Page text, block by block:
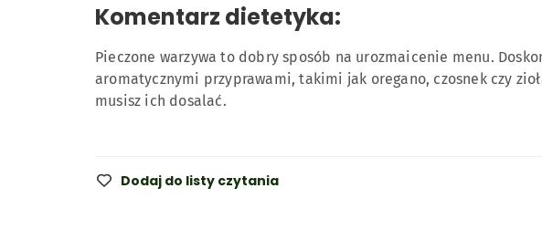
Komentarz dietetyka:
Pieczone warzywa to dobry sposób na urozmaicenie menu.
aromatycznymi przyprawami, takimi jak oregano, czosnek czy
musisz ich dosalać.
Dodaj do listy czytania